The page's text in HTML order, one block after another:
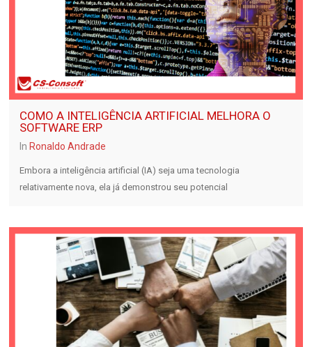
COMO A INTELIGÊNCIA ARTIFICIAL MELHORA O
SOFTWARE ERP
InRonaldo Andrade
Embora a inteligência artificial (IA) seja uma tecnologia
relativamente nova, ela já demonstrou seu potencial